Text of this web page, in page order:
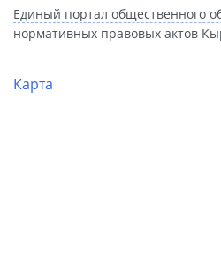
Единый портал общественного
нормативных правовых актов
Карта